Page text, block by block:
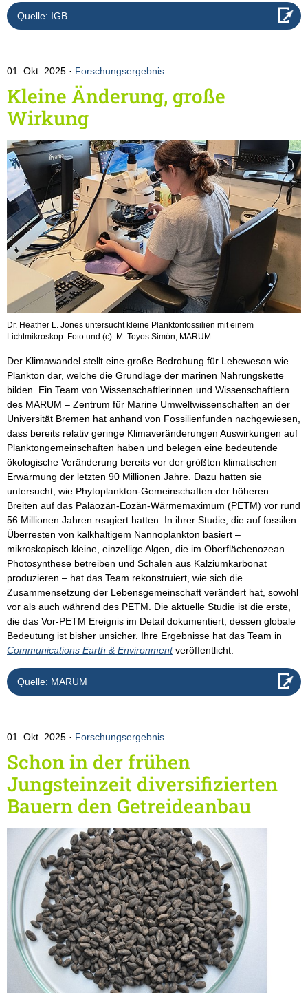
Quelle: IGB
01. Okt. 2025 Forschungsergebnis
Kleine Änderung, große
Wirkung
Dr. Heather L. Jones untersucht kleine Planktonfossilien mit einem
Lichtmikroskop. Foto und (c): M. Toyos Simón, MARUM
Der Klimawandel stellt eine große Bedrohung für Lebewesen wie
Plankton dar, welche die Grundlage der marinen Nahrungskette
bilden. Ein Team von Wissenschaftlerinnen und Wissenschaftlern
des MARUM – Zentrum für Marine Umweltwissenschaften an der
Universität Bremen hat anhand von Fossilienfunden nachgewiesen,
dass bereits relativ geringe Klimaveränderungen Auswirkungen auf
Planktongemeinschaften haben und belegen eine bedeutende
ökologische Veränderung bereits vor der größten klimatischen
Erwärmung der letzten 90 Millionen Jahre. Dazu hatten sie
untersucht, wie Phytoplankton-Gemeinschaften der höheren
Breiten auf das Paläozän-Eozän-Wärmemaximum (PETM) vor rund
56 Millionen Jahren reagiert hatten. In ihrer Studie, die auf fossilen
Überresten von kalkhaltigem Nannoplankton basiert –
mikroskopisch kleine, einzellige Algen, die im Oberflächenozean
Photosynthese betreiben und Schalen aus Kalziumkarbonat
produzieren – hat das Team rekonstruiert, wie sich die
Zusammensetzung der Lebensgemeinschaft verändert hat, sowohl
vor als auch während des PETM. Die aktuelle Studie ist die erste,
die das Vor-PETM Ereignis im Detail dokumentiert, dessen globale
Bedeutung ist bisher unsicher. Ihre Ergebnisse hat das Team in
Communications Earth & Environmentveröffentlicht.
Quelle: MARUM
01. Okt. 2025 Forschungsergebnis
Schon in der frühen
Jungsteinzeit diversifizierten
Bauern den Getreideanbau